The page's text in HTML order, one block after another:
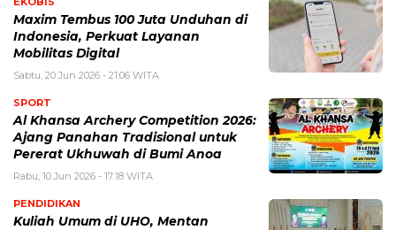
Maxim Tembus 100 Juta Unduhan di
Indonesia, Perkuat Layanan
Mobilitas Digital
Sabtu, 20 Jun 2026 - 21:06 WITA
SPORT
Al Khansa Archery Competition 2026:
Ajang Panahan Tradisional untuk
Pererat Ukhuwah di Bumi Anoa
Rabu, 10 Jun 2026 - 17:18 WITA
PENDIDIKAN
Kuliah Umum di UHO, Mentan